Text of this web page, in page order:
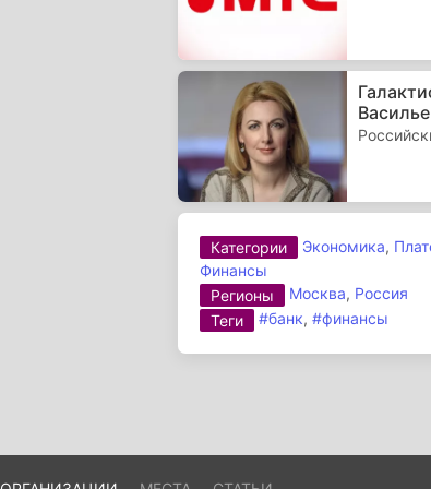
Категории Экономика,
Финансы
Регионы
Москва, Россия
Теги
#банк,#финансы